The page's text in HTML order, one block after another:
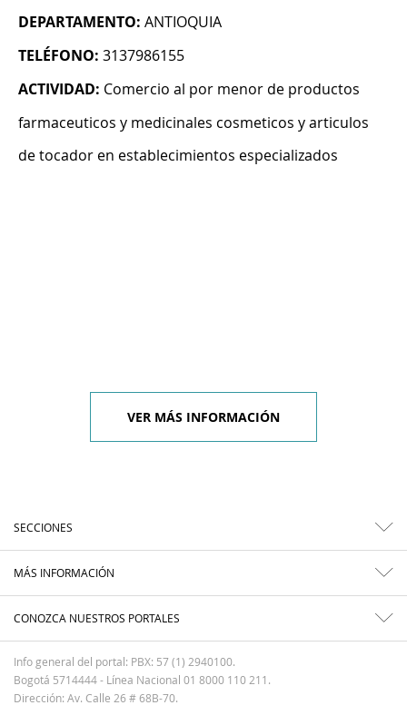
DEPARTAMENTO: ANTIOQUIA
TELÉFONO: 3137986155
ACTIVIDAD: Comercio al por menor de productos
farmaceuticos y medicinales cosmeticos y articulos
de tocador en establecimientos especializados
VER MÁS INFORMACIÓN
SECCIONES
MÁS INFORMACIÓN
CONOZCA NUESTROS PORTALES
Info general del portal: PBX: 57 (1) 2940100.
Bogotá 5714444 - Línea Nacional 01 8000 110 211.
Dirección: Av. Calle 26 # 68B-70.